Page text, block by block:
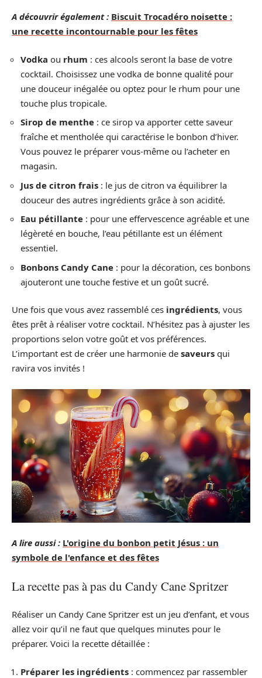
A découvrir également : Biscuit Trocadéro noisette :
une recette incontournable pour les fêtes
Vodka ou rhum : ces alcools seront la base de votre
cocktail. Choisissez une vodka de bonne qualité pour
une douceur inégalée ou optez pour le rhum pour une
touche plus tropicale.
Sirop de menthe : ce sirop va apporter cette saveur
fraîche et mentholée qui caractérise le bonbon d’hiver.
Vous pouvez le préparer vous-même ou l’acheter en
magasin.
Jus de citron frais : le jus de citron va équilibrer la
douceur des autres ingrédients grâce à son acidité.
Eau pétillante : pour une effervescence agréable et une
légèreté en bouche, l’eau pétillante est un élément
essentiel.
Bonbons Candy Cane : pour la décoration, ces bonbons
ajouteront une touche festive et un goût sucré.
Une fois que vous avez rassemblé ces ingrédients, vous
êtes prêt à réaliser votre cocktail. N’hésitez pas à ajuster les
proportions selon votre goût et vos préférences.
L’important est de créer une harmonie de saveurs qui
ravira vos invités !
A lire aussi : L'origine du bonbon petit Jésus : un
symbole de l'enfance et des fêtes
La recette pas à pas du Candy Cane Spritzer
Réaliser un Candy Cane Spritzer est un jeu d’enfant, et vous
allez voir qu’il ne faut que quelques minutes pour le
préparer. Voici la recette détaillée :
Préparer les ingrédients : commencez par rassembler